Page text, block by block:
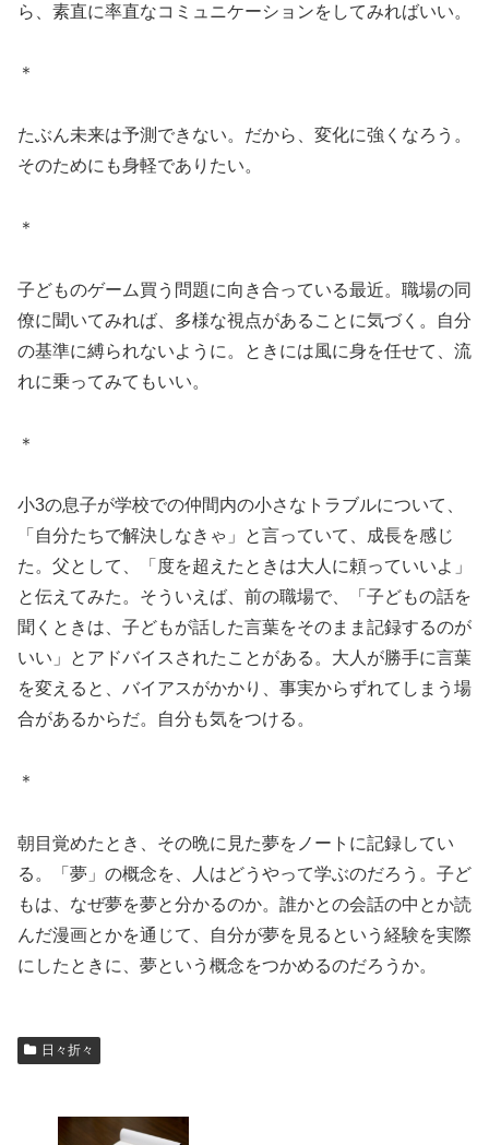
ら、素直に率直なコミュニケーションをしてみればいい。
＊
たぶん未来は予測できない。だから、変化に強くなろう。
そのためにも身軽でありたい。
＊
子どものゲーム買う問題に向き合っている最近。職場の同
僚に聞いてみれば、多様な視点があることに気づく。自分
の基準に縛られないように。ときには風に身を任せて、流
れに乗ってみてもいい。
＊
小3の息子が学校での仲間内の小さなトラブルについて、
「自分たちで解決しなきゃ」と言っていて、成長を感じ
た。父として、「度を超えたときは大人に頼っていいよ」
と伝えてみた。そういえば、前の職場で、「子どもの話を
聞くときは、子どもが話した言葉をそのまま記録するのが
いい」とアドバイスされたことがある。大人が勝手に言葉
を変えると、バイアスがかかり、事実からずれてしまう場
合があるからだ。自分も気をつける。
＊
朝目覚めたとき、その晩に見た夢をノートに記録してい
る。「夢」の概念を、人はどうやって学ぶのだろう。子ど
もは、なぜ夢を夢と分かるのか。誰かとの会話の中とか読
んだ漫画とかを通じて、自分が夢を見るという経験を実際
にしたときに、夢という概念をつかめるのだろうか。
日々折々